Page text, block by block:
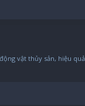
vật thủy sản, hiệu